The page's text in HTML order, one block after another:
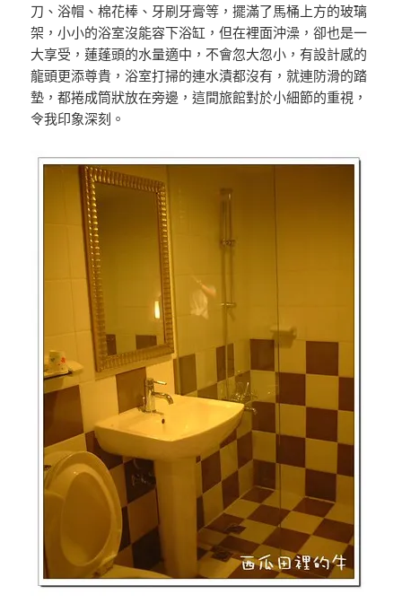
刀、浴帽、棉花棒、牙刷牙膏等，擺滿了馬桶上方的玻璃
架，小小的浴室沒能容下浴缸，但在裡面沖澡，卻也是一
大享受，蓮蓬頭的水量適中，不會忽大忽小，有設計感的
龍頭更添尊貴，浴室打掃的連水漬都沒有，就連防滑的踏
墊，都捲成筒狀放在旁邊，這間旅館對於小細節的重視，
令我印象深刻。